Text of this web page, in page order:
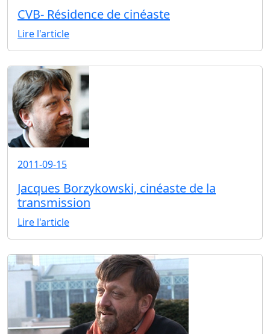
CVB- Résidence de cinéaste
Lire l'article
2011-09-15
Jacques Borzykowski, cinéaste de la
transmission
Lire l'article